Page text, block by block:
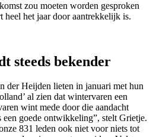
zou moeten worden gesproken
heel het jaar door aantrekkelijk is.
steeds bekender
der Heijden lieten in januari met hun
al zien dat wintervaren een
wint mede door die aandacht
een goede ontwikkeling”, stelt Grietje.
831 leden ook niet voor niets tot